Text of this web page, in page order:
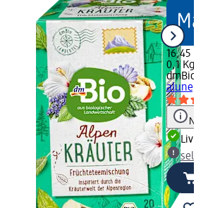
16,45 lei
0,1 Kg
dmBio
alune,
Notă